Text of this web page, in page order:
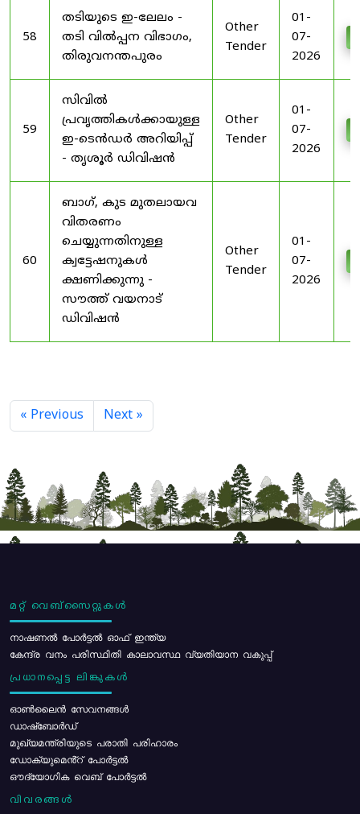
58
തടിയുടെ ഇ-ലേലം -
തടി വിൽപ്പന വിഭാഗം,
തിരുവനന്തപുരം
Other
Tender
01-
07-
2026
59
സിവിൽ
പ്രവൃത്തികൾക്കായുള്ള
ഇ-ടെൻഡർ അറിയിപ്പ്
- തൃശൂർ ഡിവിഷൻ
Other
Tender
01-
07-
2026
60
ബാഗ്, കുട മുതലായവ
വിതരണം
ചെയ്യുന്നതിനുള്ള
ക്വട്ടേഷനുകൾ
ക്ഷണിക്കുന്നു -
സൗത്ത് വയനാട്
ഡിവിഷൻ
Other
Tender
01-
07-
2026
« Previous Next »
മറ്റ് വെബ്സൈറ്റുകൾ
നാഷണൽ പോർട്ടൽ ഓഫ് ഇന്ത്യ
കേന്ദ്ര വനം പരിസ്ഥിതി കാലാവസ്ഥ വ്യതിയാന വകുപ്പ്
പ്രധാനപ്പെട്ട ലിങ്കുകൾ
ഓൺലൈൻ സേവനങ്ങൾ
ഡാഷ്ബോർഡ്
മുഖ്യമന്ത്രിയുടെ പരാതി പരിഹാരം
ഡോക്യുമെൻ്റ് പോർട്ടൽ
ഔദ്യോഗിക വെബ് പോർട്ടൽ
വിവരങ്ങൾ